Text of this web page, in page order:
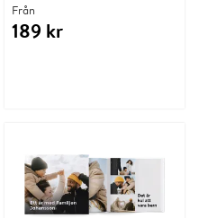
Från
189 kr